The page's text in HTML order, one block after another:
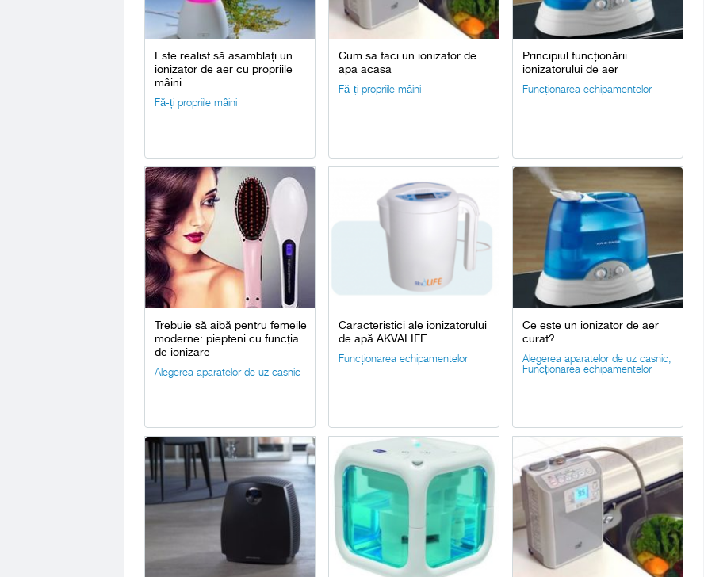
Este realist să asamblați un
ionizator de aer cu propriile
mâini
Fă-ți propriile mâini
Cum sa faci un ionizator de
apa acasa
Fă-ți propriile mâini
Principiul funcționării
ionizatorului de aer
Funcționarea echipamentelor
Trebuie să aibă pentru femeile
moderne: piepteni cu funcția
de ionizare
Alegerea aparatelor de uz casnic
Caracteristici ale ionizatorului
de apă AKVALIFE
Funcționarea echipamentelor
Ce este un ionizator de aer
curat?
Alegerea aparatelor de uz casnic,
Funcționarea echipamentelor